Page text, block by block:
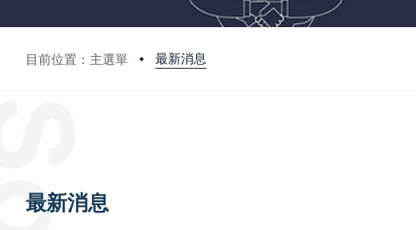
目前位置：主選單 最新消息
最新消息